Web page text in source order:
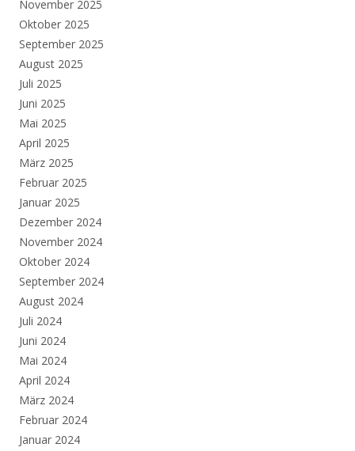
November 2025
Oktober 2025
September 2025
August 2025
Juli 2025
Juni 2025
Mai 2025
April 2025
März 2025
Februar 2025
Januar 2025
Dezember 2024
November 2024
Oktober 2024
September 2024
August 2024
Juli 2024
Juni 2024
Mai 2024
April 2024
März 2024
Februar 2024
Januar 2024